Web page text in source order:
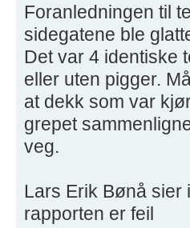
Foranledningen til
sidegatene ble
Det var 4 identiske
eller uten pigger.
at dekk som var
grepet
veg.
Lars Erik Bønå sier
rapporten er feil